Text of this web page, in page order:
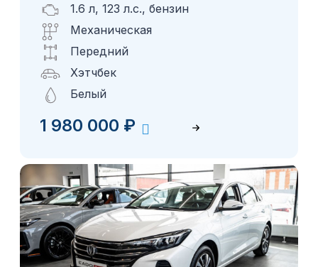
1.6 л, 123 л.с., бензин
Механическая
Передний
Хэтчбек
Белый
1 980 000 ₽